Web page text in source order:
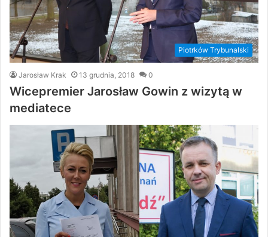
Piotrków Trybunalski
Jarosław Krak 13 grudnia, 2018 0
Wicepremier Jarosław Gowin z wizytą w
mediatece